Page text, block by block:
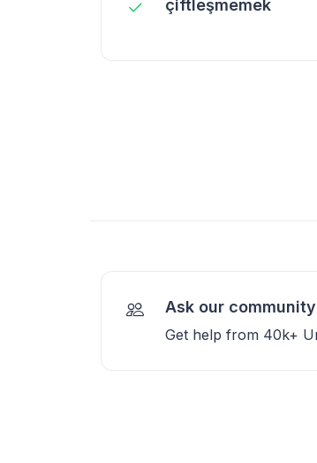
çiftleşmemek
Ask our community
Get help from 40k+